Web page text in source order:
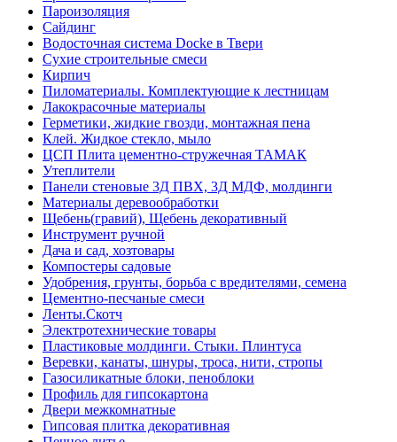
Пароизоляция
Сайдинг
Водосточная система Docke в Твери
Сухие строительные смеси
Кирпич
Пиломатериалы. Комплектующие к лестницам
Лакокрасочные материалы
Герметики, жидкие гвозди, монтажная пена
Клей. Жидкое стекло, мыло
ЦСП Плита цементно-стружечная ТАМАК
Утеплители
Панели стеновые 3Д ПВХ, 3Д МДФ, молдинги
Материалы деревообработки
Щебень(гравий), Щебень декоративный
Инструмент ручной
Дача и сад, хозтовары
Компостеры садовые
Удобрения, грунты, борьба с вредителями, семена
Цементно-песчаные смеси
Ленты.Скотч
Электротехнические товары
Пластиковые молдинги. Стыки. Плинтуса
Веревки, канаты, шнуры, троса, нити, стропы
Газосиликатные блоки, пеноблоки
Профиль для гипсокартона
Двери межкомнатные
Гипсовая плитка декоративная